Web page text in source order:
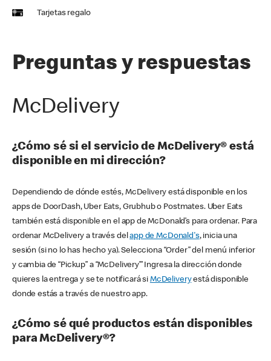
Tarjetas regalo
Preguntas y respuestas
McDelivery
¿Cómo sé si el servicio de McDelivery® está
disponible en mi dirección?
Dependiendo de dónde estés, McDelivery está disponible en los
apps de DoorDash, Uber Eats, Grubhub o Postmates. Uber Eats
también está disponible en el app de McDonald’s para ordenar. Para
ordenar McDelivery a través delapp de McDonald's, inicia una
sesión (si no lo has hecho ya). Selecciona “Order” del menú inferior
y cambia de “Pickup” a “McDelivery’” Ingresa la dirección donde
quieres la entrega y se te notificará si McDeliveryestá disponible
donde estás a través de nuestro app.
¿Cómo sé qué productos están disponibles
para McDelivery®?